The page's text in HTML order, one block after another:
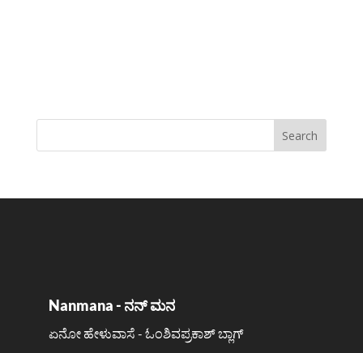
Nanmana - ನನ್ ಮನ
ಏನೋ ಹೇಳುವಾಸೆ - ಓಂಶಿವಪ್ರಕಾಶ್ ಬ್ಲಾಗ್